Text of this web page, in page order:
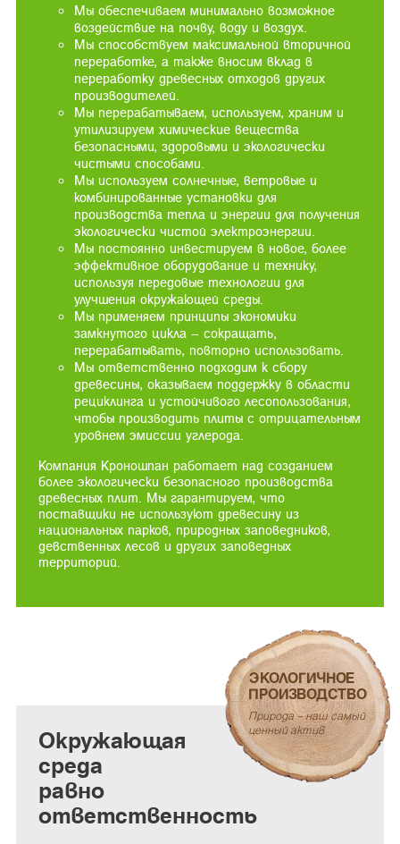
Мы обеспечиваем минимально возможное
воздействие на почву, воду и воздух.
Мы способствуем максимальной вторичной
переработке, а также вносим вклад в
переработку древесных отходов других
производителей.
Мы перерабатываем, используем, храним и
утилизируем химические вещества
безопасными, здоровыми и экологически
чистыми способами.
Мы используем солнечные, ветровые и
комбинированные установки для
производства тепла и энергии для получения
экологически чистой электроэнергии.
Мы постоянно инвестируем в новое, более
эффективное оборудование и технику,
используя передовые технологии для
улучшения окружающей среды.
Мы применяем принципы экономики
замкнутого цикла – сокращать,
перерабатывать, повторно использовать.
Мы ответственно подходим к сбору
древесины, оказываем поддержку в области
рециклинга и устойчивого лесопользования,
чтобы производить плиты с отрицательным
уровнем эмиссии углерода.
Компания Кроношпан работает над созданием
более экологически безопасного производства
древесных плит. Мы гарантируем, что
поставщики не используют древесину из
национальных парков, природных заповедников,
девственных лесов и других заповедных
территорий.
Окружающая
среда
равно
ответственность
ЭКОЛОГИЧНОЕ
ПРОИЗВОДСТВО
Природа – наш самый
ценный актив